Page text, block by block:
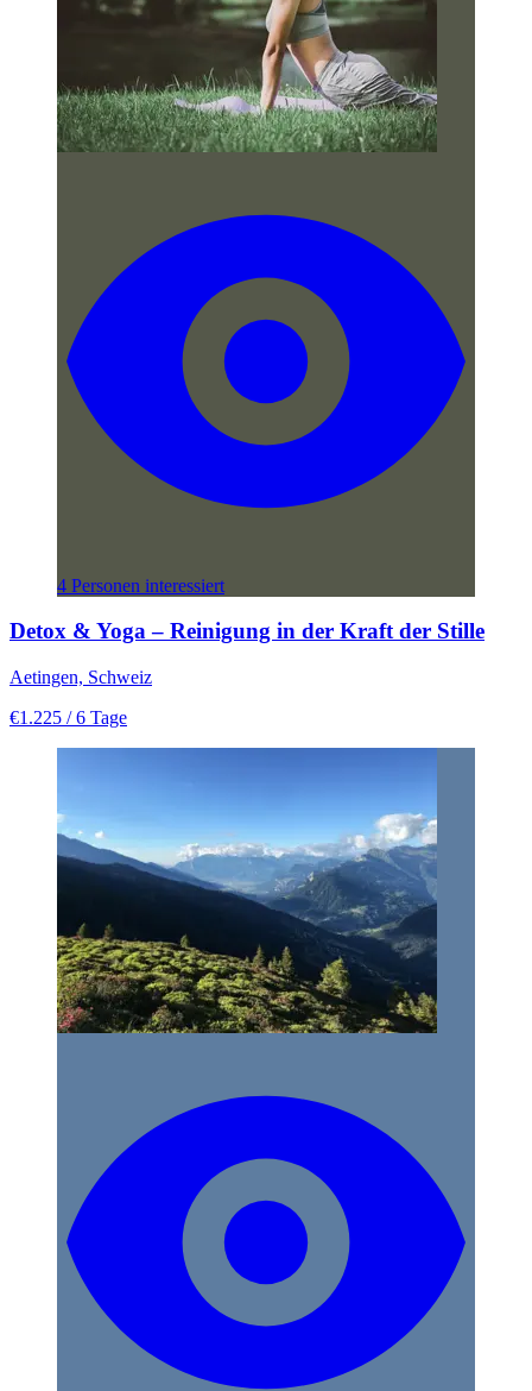
4 Personen interessiert
Detox & Yoga – Reinigung in der Kraft der Stille
Aetingen, Schweiz
€1.225 / 6 Tage